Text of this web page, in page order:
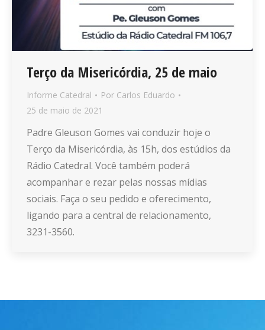
Terço da Misericórdia, 25 de maio
Informe Catedral Por Carlos Eduardo
25 de maio de 2021
Padre Gleuson Gomes vai conduzir hoje o
Terço da Misericórdia, às 15h, dos estúdios da
Rádio Catedral. Você também poderá
acompanhar e rezar pelas nossas mídias
sociais. Faça o seu pedido e oferecimento,
ligando para a central de relacionamento,
3231-3560.